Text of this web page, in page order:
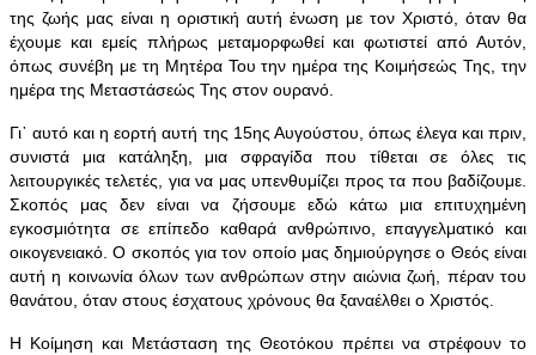
της ζωής μας είναι η οριστική αυτή ένωση με τον Χριστό, όταν θα
έχουμε και εμείς πλήρως μεταμορφωθεί και φωτιστεί από Αυτόν,
όπως συνέβη με τη Μητέρα Του την ημέρα της Κοιμήσεώς Της, την
ημέρα της Μεταστάσεώς Της στον ουρανό.
Γι᾿ αυτό και η εορτή αυτή της 15ης Αυγούστου, όπως έλεγα και πριν,
συνιστά μια κατάληξη, μια σφραγίδα που τίθεται σε όλες τις
λειτουργικές τελετές, για να μας υπενθυμίζει προς τα που βαδίζουμε.
Σκοπός μας δεν είναι να ζήσουμε εδώ κάτω μια επιτυχημένη
εγκοσμιότητα σε επίπεδο καθαρά ανθρώπινο, επαγγελματικό και
οικογενειακό. Ο σκοπός για τον οποίο μας δημιούργησε ο Θεός είναι
αυτή η κοινωνία όλων των ανθρώπων στην αιώνια ζωή, πέραν του
θανάτου, όταν στους έσχατους χρόνους θα ξαναέλθει ο Χριστός.
Η Κοίμηση και Μετάσταση της Θεοτόκου πρέπει να στρέφουν το